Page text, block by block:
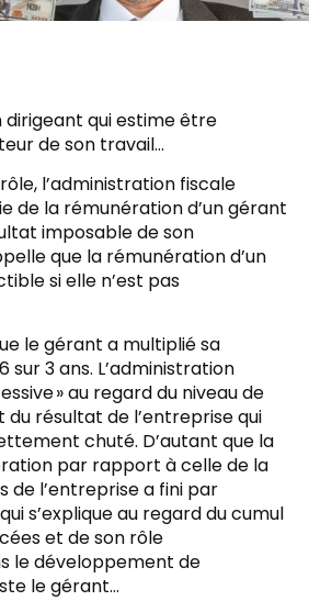
dirigeant qui estime être
de son travail…
l’administration fiscale
de la rémunération d’un gérant
imposable de son
que la rémunération d’un
si elle n’est pas
le gérant a multiplié sa
3 ans. L’administration
» au regard du niveau de
du résultat de l’entreprise qui
chuté. D’autant que la
par rapport à celle de la
de l’entreprise a fini par
s’explique au regard du cumul
et de son rôle
le développement de
le gérant…